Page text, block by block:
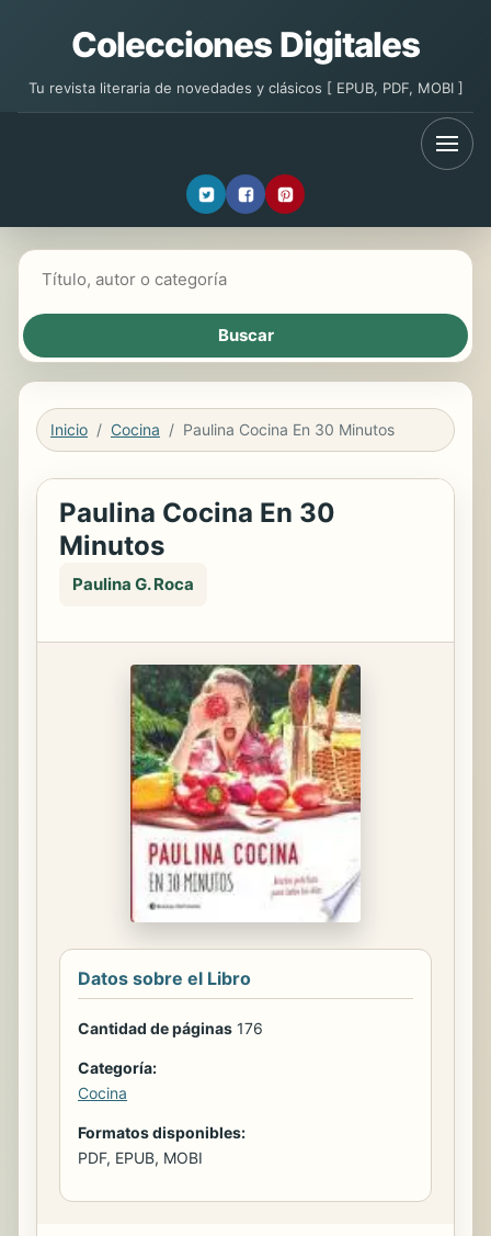
Colecciones Digitales
Tu revista literaria de novedades y clásicos [ EPUB, PDF, MOBI ]
Inicio Cocina Paulina Cocina En 30 Minutos
Paulina Cocina En 30
Minutos
Paulina G. Roca
Datos sobre el Libro
Cantidad de páginas 176
Categoría:
Cocina
Formatos disponibles:
PDF, EPUB, MOBI